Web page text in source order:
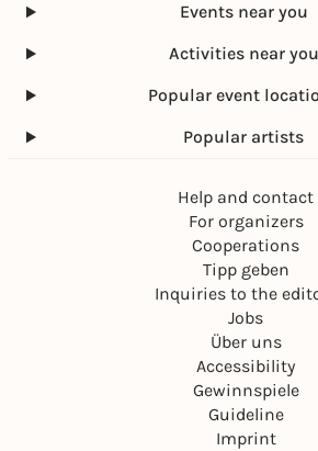
Events near you
Activities near you
Popular event
Popular artists
Help and contact
For organizers
Cooperations
Tipp geben
Inquiries to the
Jobs
Über uns
Accessibility
Gewinnspiele
Guideline
Imprint